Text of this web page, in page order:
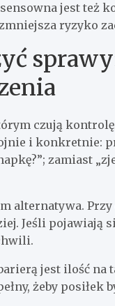
jest też
ryzyko
czują
i konkretnie:
zamiast
alternatywa.
Jeśli pojawiają
jest ilość na
żeby posiłek